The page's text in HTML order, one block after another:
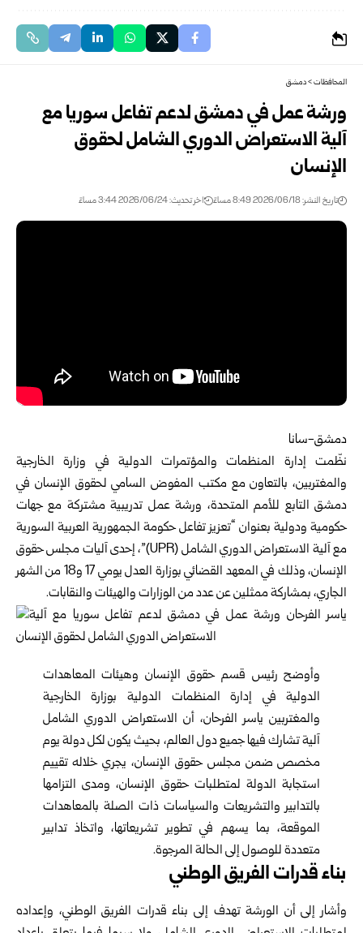
المحافظات>دمشق
ورشة عمل في دمشق لدعم تفاعل سوريا مع
آلية الاستعراض الدوري الشامل لحقوق
الإنسان
تاريخ النشر: 2026/06/18 8:49 مساءً اخر تحديث: 2026/06/24 3:44 مساءً
دمشق-سانا
نظّمت إدارة المنظمات والمؤتمرات الدولية في وزارة الخارجية
والمغتربين، بالتعاون مع مكتب المفوض السامي لحقوق الإنسان في
دمشق التابع للأمم المتحدة، ورشة عمل تدريبية مشتركة مع جهات
حكومية ودولية بعنوان “تعزيز تفاعل حكومة الجمهورية العربية السورية
مع آلية الاستعراض الدوري الشامل (UPR)”، إحدى آليات مجلس حقوق
الإنسان، وذلك في المعهد القضائي بوزارة العدل يومي 17 و18 من الشهر
الجاري، بمشاركة ممثلين عن عدد من الوزارات والهيئات والنقابات.
وأوضح رئيس قسم حقوق الإنسان وهيئات المعاهدات
الدولية في إدارة المنظمات الدولية بوزارة الخارجية
والمغتربين ياسر الفرحان، أن الاستعراض الدوري الشامل
آلية تشارك فيها جميع دول العالم، بحيث يكون لكل دولة يوم
مخصص ضمن مجلس حقوق الإنسان، يجري خلاله تقييم
استجابة الدولة لمتطلبات حقوق الإنسان، ومدى التزامها
بالتدابير والتشريعات والسياسات ذات الصلة بالمعاهدات
الموقعة، بما يسهم في تطوير تشريعاتها، واتخاذ تدابير
متعددة للوصول إلى الحالة المرجوة.
بناء قدرات الفريق الوطني
وأشار إلى أن الورشة تهدف إلى بناء قدرات الفريق الوطني، وإعداده